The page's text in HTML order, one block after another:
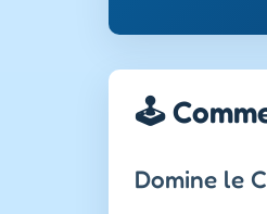
🕹️
Domine le